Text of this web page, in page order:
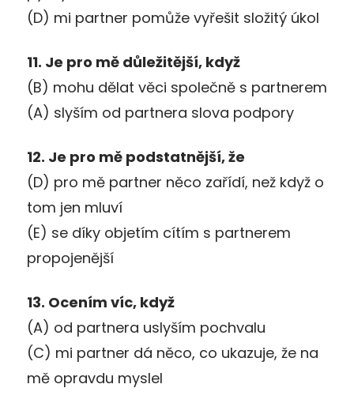
(D) mi partner pomůže vyřešit složitý úkol
11. Je pro mě důležitější, když
(B) mohu dělat věci společně s partnerem
(A) slyším od partnera slova podpory
12. Je pro mě podstatnější, že
(D) pro mě partner něco zařídí, než když o
tom jen mluví
(E) se díky objetím cítím s partnerem
propojenější
13. Ocením víc, když
(A) od partnera uslyším pochvalu
(C) mi partner dá něco, co ukazuje, že na
mě opravdu myslel